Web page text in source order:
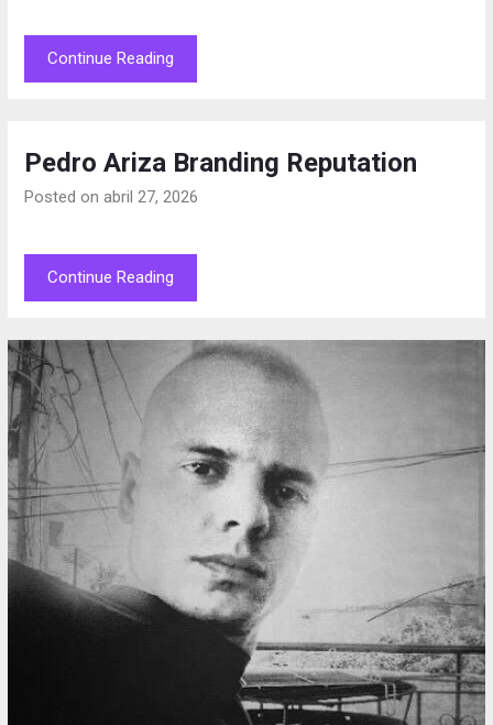
Continue Reading
Pedro Ariza Branding Reputation
Posted on abril 27, 2026
Continue Reading